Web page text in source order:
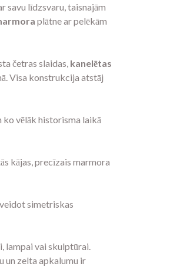
savu līdzsvaru, taisnajām
plātne ar pelēkām
četras slaidas, kanelētas
Visa konstrukcija atstāj
ko vēlāk historisma laikā
kājas, precīzais marmora
simetriskas
lampai vai skulptūrai.
un zelta apkalumu ir